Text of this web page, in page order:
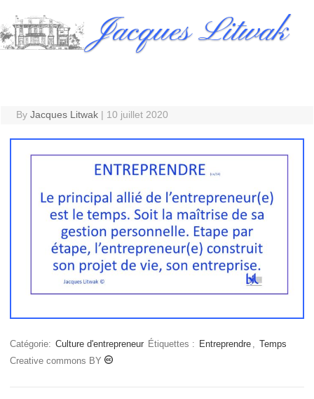
to
content
Jacques Litwak
By Jacques Litwak | 10 juillet 2020
Catégorie: Culture d'entrepreneur Étiquettes : Entreprendre
Temps
Creative commons BY